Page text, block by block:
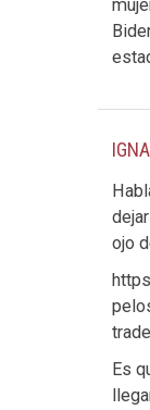
ojo
Es